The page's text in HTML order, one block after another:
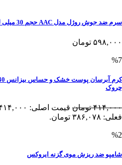
سرم ضد جوش روژل مدل AAC حجم 30 میلی لیتر
۵۹۸,۰۰۰ تومان
%7
چروک
۴۱۴,۰۰۰ تومان قیمت اصلی: ۴۱۴,۰۰۰ تومان بود.
فعلی: ۳۸۶,۰۷۸ تومان.
%2
شامپو ضد ریزش موی گزنه ایروکس